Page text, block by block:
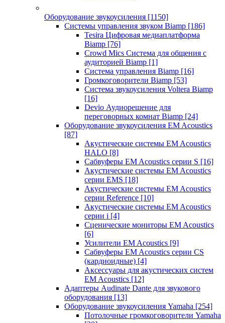
Оборудование звукоусиления [1150]
Системы управления звуком Biamp [186]
Tesira Цифровая медиаплатформа
Biamp [76]
Crowd Mics Система для общения с
аудиторией Biamp [1]
Система управления Biamp [16]
Громкоговорители Biamp [53]
Система звукоусиления Voltera Biamp
[16]
Devio Аудиорешение для
переговорных комнат Biamp [24]
Оборудование звукоусиления EM Acoustics
[87]
Акустические системы EM Acoustics
HALO [8]
Сабвуферы EM Acoustics серии S [16]
Акустические системы EM Acoustics
серии EMS [18]
Акустические системы EM Acoustics
серии Reference [10]
Акустические системы EM Acoustics
серии i [4]
Сценические мониторы EM Acoustics
[6]
Усилители EM Acoustics [9]
Сабвуферы EM Acoustics серии CS
(кардиоидные) [4]
Аксессуары для акустических систем
EM Acoustics [12]
Адаптеры Audinate Dante для звукового
оборудования [13]
Оборудование звукоусиления Yamaha [254]
Потолочные громкоговорители Yamaha